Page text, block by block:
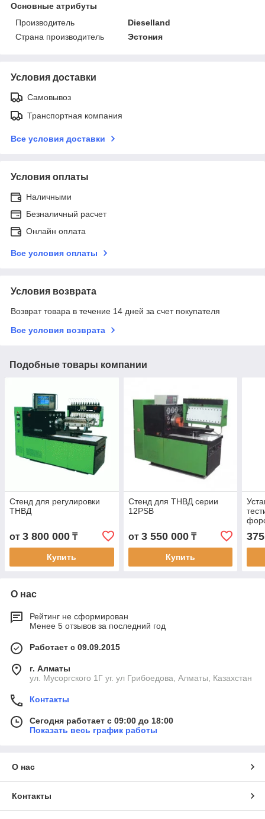
Основные атрибуты
Производитель
Dieselland
Страна производитель
Эстония
Условия доставки
Самовывоз
Транспортная компания
Все условия доставки
Условия оплаты
Наличными
Безналичный расчет
Онлайн оплата
Все условия оплаты
Условия возврата
Возврат товара в течение 14 дней за счет покупателя
Все условия возврата
Подобные товары компании
Стенд для регулировки
ТНВД
от 3 800 000 ₸
Купить
Стенд для ТНВД серии
12PSB
от 3 550 000₸
Купить
О нас
Рейтинг не сформирован
Менее 5 отзывов за последний год
Работает с 09.09.2015
г. Алматы
ул. Мусоргского 1Г уг. ул Грибоедова, Алматы, Казахстан
Контакты
Сегодня работает с 09:00 до 18:00
Показать весь график работы
О нас
Контакты